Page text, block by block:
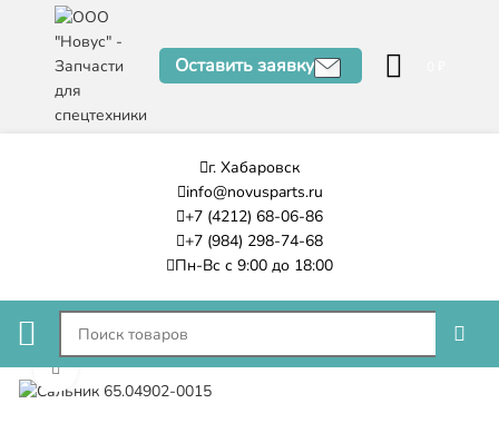
Оставить заявку
г. Хабаровск
info@novusparts.ru
+7 (4212) 68-06-86
+7 (984) 298-74-68
Пн-Вс с 9:00 до 18:00
Нажмите, чтобы увеличить